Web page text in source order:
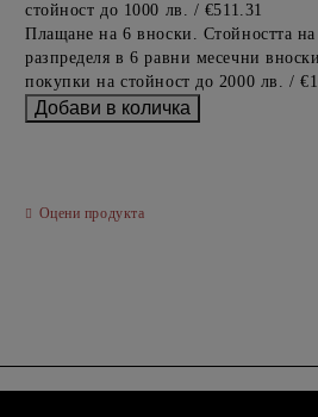
стойност до 1000 лв. / €511.31
Плащане на 6 вноски. Стойността на
разпределя в 6 равни месечни
покупки на стойност до 2000 лв. /
Оцени продукта